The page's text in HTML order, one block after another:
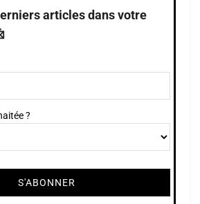
articles dans votre
?